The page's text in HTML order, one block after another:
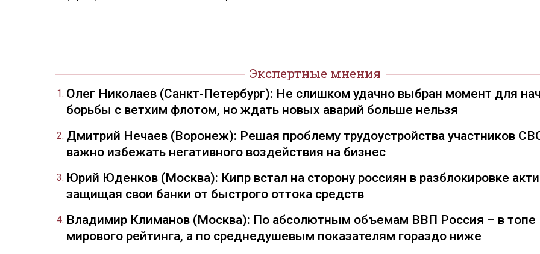
Экспертные мнения
Олег Николаев (Санкт-Петербург): Не слишком удачно выбран момент для
борьбы с ветхим флотом, но ждать новых аварий больше нельзя
Дмитрий Нечаев (Воронеж): Решая проблему трудоустройства участников
важно избежать негативного воздействия на бизнес
Юрий Юденков (Москва): Кипр встал на сторону россиян в разблокировке
защищая свои банки от быстрого оттока средств
Владимир Климанов (Москва): По абсолютным объемам ВВП Россия – в топе
мирового рейтинга, а по среднедушевым показателям гораздо ниже